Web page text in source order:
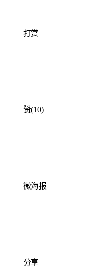
打赏
赞(10)
微海报
分享